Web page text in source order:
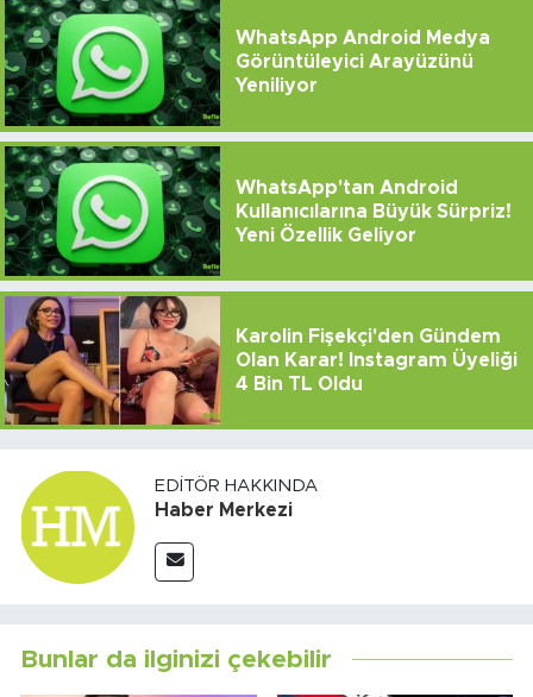
WhatsApp Android Medya
Görüntüleyici Arayüzünü
Yeniliyor
WhatsApp'tan Android
Kullanıcılarına Büyük Sürpriz!
Yeni Özellik Geliyor
Karolin Fişekçi'den Gündem
Olan Karar! Instagram Üyeliği
4 Bin TL Oldu
EDITÖR HAKKINDA
Haber Merkezi
Bunlar da ilginizi çekebilir